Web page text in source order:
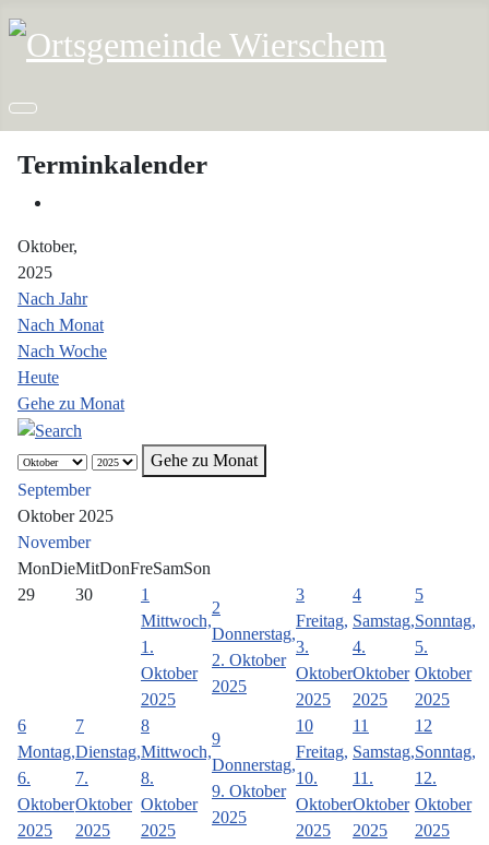
Terminkalender
Oktober,
2025
Nach Jahr
Nach Monat
Nach Woche
Heute
Gehe zu Monat
Gehe zu Monat
September
Oktober 2025
November
MonDieMitDonFreSamSon
29
30
1
Mittwoch,
1.
Oktober
2025
2
Donnerstag,
2. Oktober
2025
3
Freitag,
3.
Oktober
2025
4
Samstag,
4.
Oktober
2025
5
Sonntag,
5.
Oktober
2025
6
Montag,
6.
Oktober
2025
7
Dienstag,
7.
Oktober
2025
8
Mittwoch,
8.
Oktober
2025
9
Donnerstag,
9. Oktober
2025
10
Freitag,
10.
Oktober
2025
11
Samstag,
11.
Oktober
2025
12
Sonntag,
12.
Oktober
2025